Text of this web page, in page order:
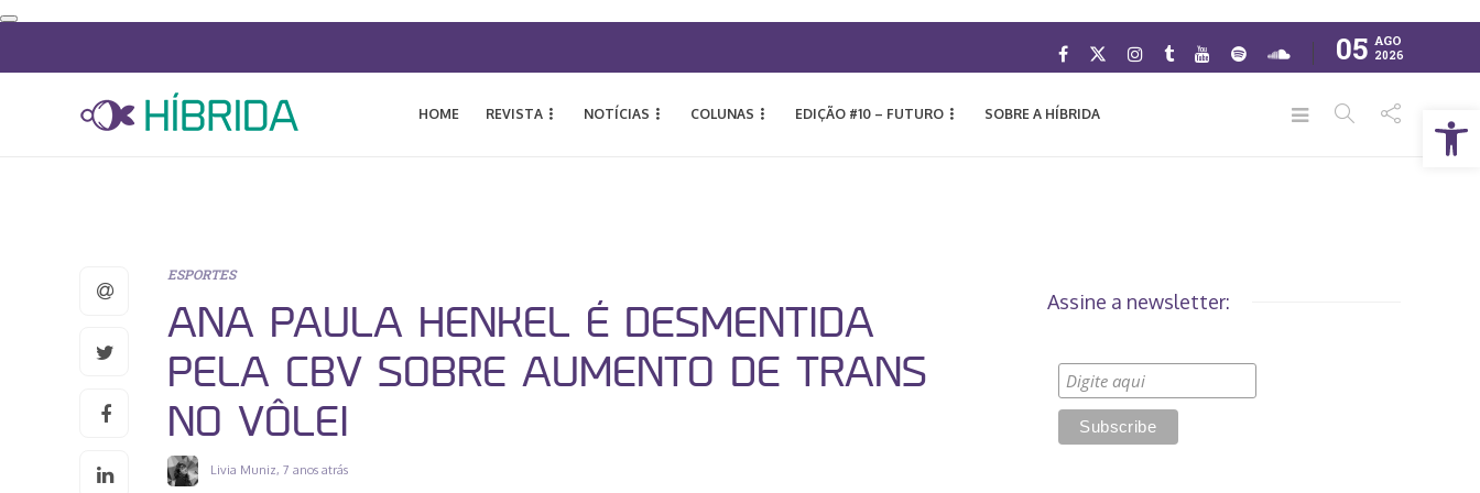
Abrir a barra de ferramentas
05 AGO
2026
HOME REVISTA NOTÍCIAS COLUNAS EDIÇÃO #10 – FUTURO SOBRE A HÍBRIDA
ESPORTES
ANA PAULA HENKEL É DESMENTIDA
PELA CBV SOBRE AUMENTO DE TRANS
NO VÔLEI
Livia Muniz, 7 anos atrás
Assine a newsletter: